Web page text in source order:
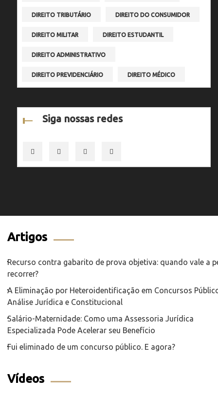
DIREITO TRIBUTÁRIO DIREITO DO CONSUMIDOR
DIREITO MILITAR DIREITO ESTUDANTIL
DIREITO ADMINISTRATIVO
DIREITO PREVIDENCIÁRIO DIREITO MÉDICO
Siga nossas redes
Artigos
Recurso contra gabarito de prova objetiva: quando vale a
recorrer?
A Eliminação por Heteroidentificação em Concursos
Análise Jurídica e Constitucional
Salário-Maternidade: Como uma Assessoria Jurídica
Especializada Pode Acelerar seu Benefício
Fui eliminado de um concurso público. E agora?
Vídeos